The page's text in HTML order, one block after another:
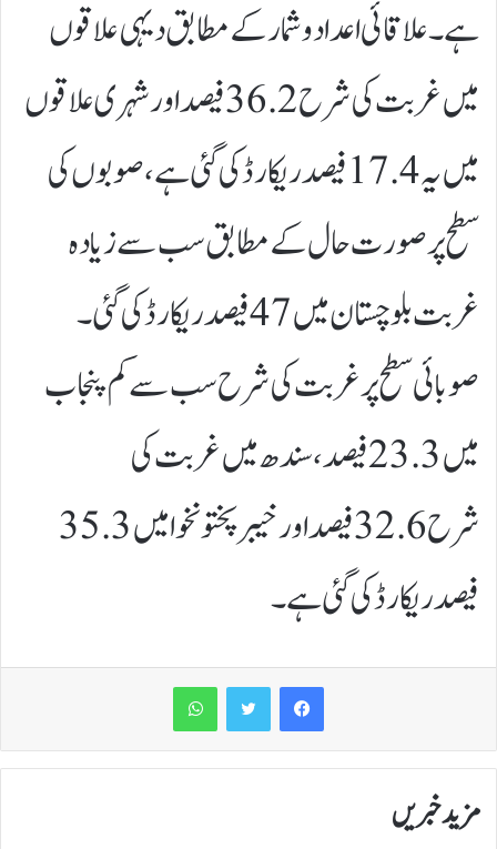
ہے۔علاقائی اعداد و شمار کے مطابق دیہی علاقوں
میں غربت کی شرح 36.2 فیصد اور شہری علاقوں
میں یہ 17.4 فیصد ریکارڈ کی گئی ہے، صوبوں کی
سطح پر صورت حال کے مطابق سب سے زیادہ
غربت بلوچستان میں 47 فیصد ریکارڈ کی گئی۔
صوبائی سطح پر غربت کی شرح سب سے کم پنجاب
میں 23.3 فیصد، سندھ میں غربت کی
شرح 32.6 فیصد اور خیبرپختونخوا میں 35.3
فیصد ریکارڈ کی گئی ہے۔
WhatsApp
مزید خبریں